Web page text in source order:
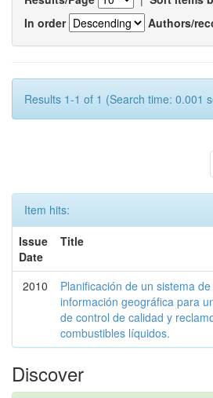
In order
Authors/
Results 1-1 of 1 (Search time: 0.001
Item hits:
Issue
Date
Title
2010
Planificación de un sistema de
información geográfica para
de control de calidad y
combustibles líquidos.
Discover